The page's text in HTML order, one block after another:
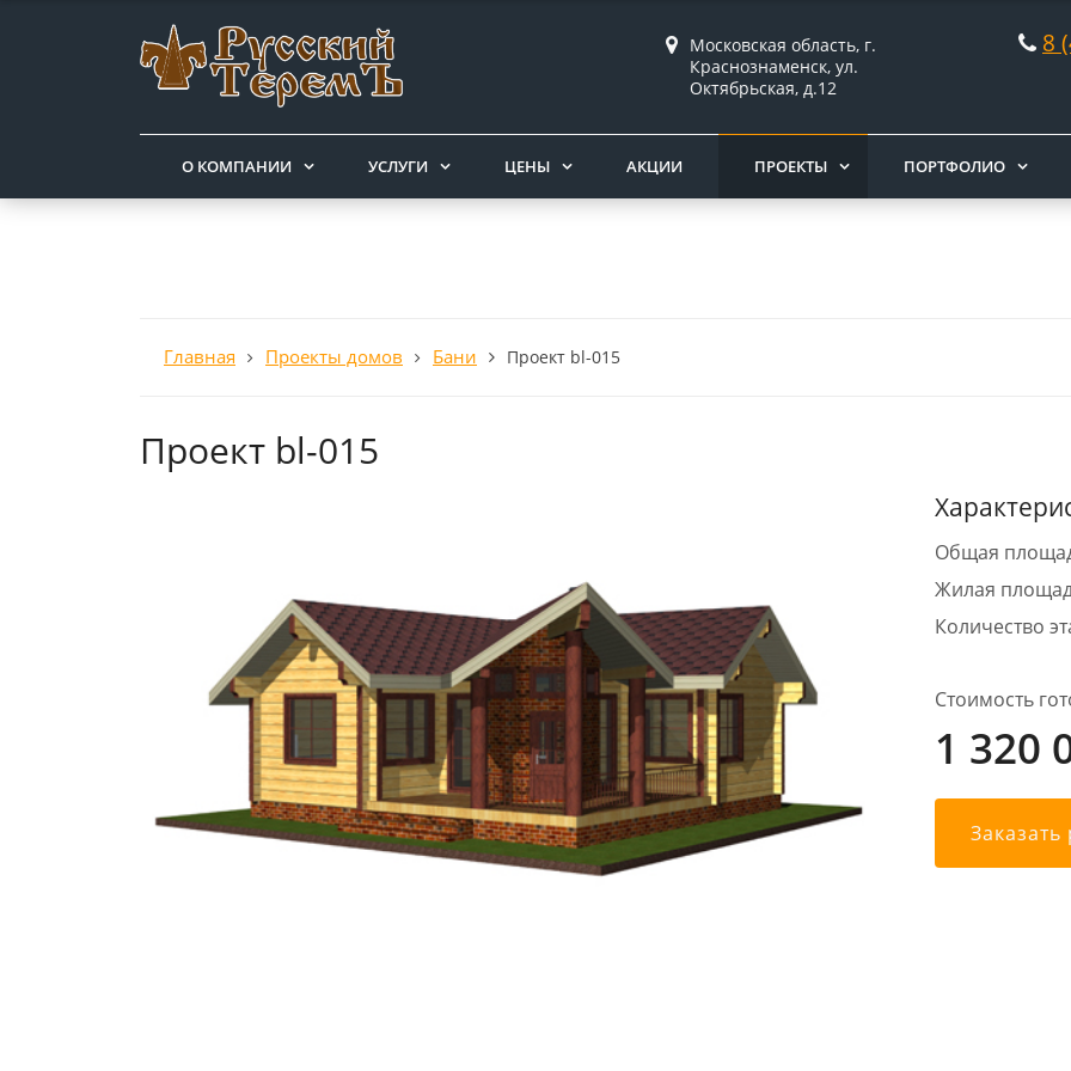
Московская область, г.
Краснознаменск, ул.
Октябрьская, д.12
8
О КОМПАНИИ УСЛУГИ ЦЕНЫ АКЦИИ ПРОЕКТЫ ПОРТФОЛИО
Главная Проекты домов Бани Проект bl-015
Проект bl-015
Общая
Жилая
Количество
Стоимость
1 320